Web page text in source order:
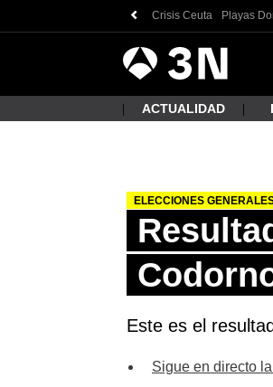
Crisis Ceuta Playas
3
Noticias
ACTUALIDAD
ELECCIONES
Este es el
Sigue en directo